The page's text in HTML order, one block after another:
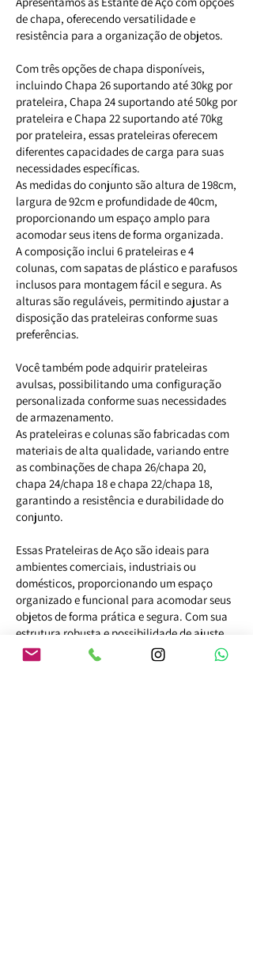
de chapa, oferecendo versatilidade e
resistência para a organização de objetos.
Com três opções de chapa disponíveis,
incluindo Chapa 26 suportando até 30kg por
prateleira, Chapa 24 suportando até 50kg por
prateleira e Chapa 22 suportando até 70kg
por prateleira, essas prateleiras oferecem
diferentes capacidades de carga para suas
necessidades específicas.
As medidas do conjunto são altura de 198cm,
largura de 92cm e profundidade de 40cm,
proporcionando um espaço amplo para
acomodar seus itens de forma organizada.
A composição inclui 6 prateleiras e 4
colunas, com sapatas de plástico e parafusos
inclusos para montagem fácil e segura. As
alturas são reguláveis, permitindo ajustar a
disposição das prateleiras conforme suas
preferências.
Você também pode adquirir prateleiras
avulsas, possibilitando uma configuração
personalizada conforme suas necessidades
de armazenamento.
As prateleiras e colunas são fabricadas com
materiais de alta qualidade, variando entre
as combinações de chapa 26/chapa 20,
chapa 24/chapa 18 e chapa 22/chapa 18,
garantindo a resistência e durabilidade do
conjunto.
Essas Prateleiras de Aço são ideais para
ambientes comerciais, industriais ou
domésticos, proporcionando um espaço
organizado e funcional para acomodar seus
objetos de forma prática e segura. Com sua
estrutura robusta e possibilidade de ajuste,
oferecem uma solução completa e versátil
para otimizar o espaço de armazenamento.